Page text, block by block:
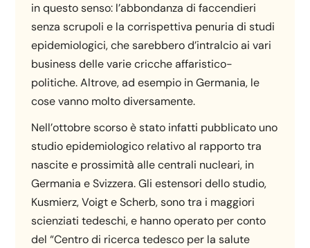
in questo senso: l’abbondanza di faccendieri
senza scrupoli e la corrispettiva penuria di studi
epidemiologici, che sarebbero d’intralcio ai vari
business delle varie cricche affaristico-
politiche. Altrove, ad esempio in Germania, le
cose vanno molto diversamente.
Nell’ottobre scorso è stato infatti pubblicato uno
studio epidemiologico relativo al rapporto tra
nascite e prossimità alle centrali nucleari, in
Germania e Svizzera. Gli estensori dello studio,
Kusmierz, Voigt e Scherb, sono tra i maggiori
scienziati tedeschi, e hanno operato per conto
del “Centro di ricerca tedesco per la salute